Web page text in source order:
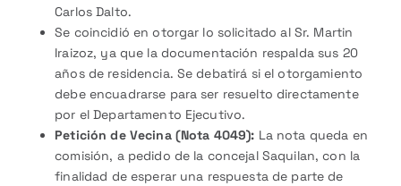
Carlos Dalto.
Se coincidió en otorgar lo solicitado al Sr. Martin
Iraizoz, ya que la documentación respalda sus 20
años de residencia. Se debatirá si el otorgamiento
debe encuadrarse para ser resuelto directamente
por el Departamento Ejecutivo.
Petición de Vecina (Nota 4049): La nota queda en
comisión, a pedido de la concejal Saquilan, con la
finalidad de esperar una respuesta de parte de